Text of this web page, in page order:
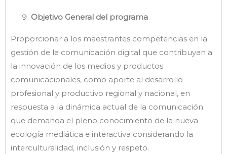
Objetivo General del programa
Proporcionar a los maestrantes competencias en la
gestión de la comunicación digital que contribuyan a
la innovación de los medios y productos
comunicacionales, como aporte al desarrollo
profesional y productivo regional y nacional, en
respuesta a la dinámica actual de la comunicación
que demanda el pleno conocimiento de la nueva
ecología mediática e interactiva considerando la
interculturalidad, inclusión y respeto.